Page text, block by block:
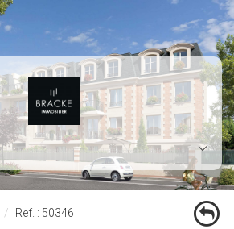
Ref. : 50346